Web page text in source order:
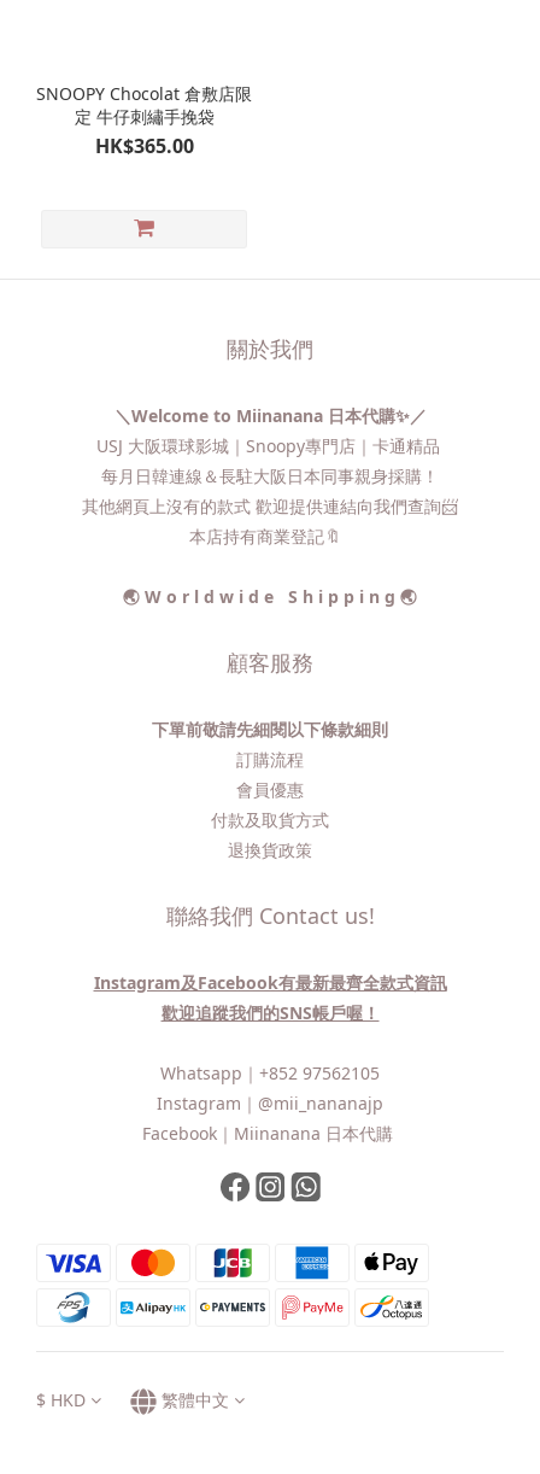
SNOOPY Chocolat 倉敷店限
定 牛仔刺繡手挽袋
HK$365.00
關於我們
＼Welcome to Miinanana 日本代購✨／
USJ 大阪環球影城｜Snoopy專門店｜卡通精品
每月日韓連線＆長駐大阪日本同事親身採購！
其他網頁上沒有的款式 歡迎提供連結向我們查詢📨​
本店持有商業登記🔖
🌏 W o r l d w i d e S h i p p i n g 🌏
顧客服務
下單前敬請先細閱以下條款細則
訂購流程​
會員優惠
付款及取貨方式
退換貨政策
聯絡我們 Contact us!
Instagram及Facebook有最新最齊全款式資訊
歡迎追蹤我們的SNS帳戶喔！
Whatsapp｜ +852 97562105
Instagram｜ @mii_nananajp
Facebook｜ Miinanana 日本代購
$ HKD 繁體中文